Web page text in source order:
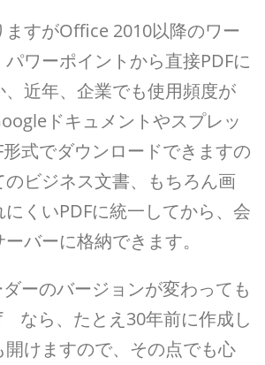
すがOffice 2010以降のワー
パワーポイントから直接PDFに
近年、企業でも使用頻度が
ドキュメントやスプレッ
形式でダウンロードできますの
ビジネス文書、もちろん画
くいPDFに統一してから、会
バーに格納できます。
ーのバージョンが変わっても
ら、たとえ30年前に作成し
けますので、その点でも心